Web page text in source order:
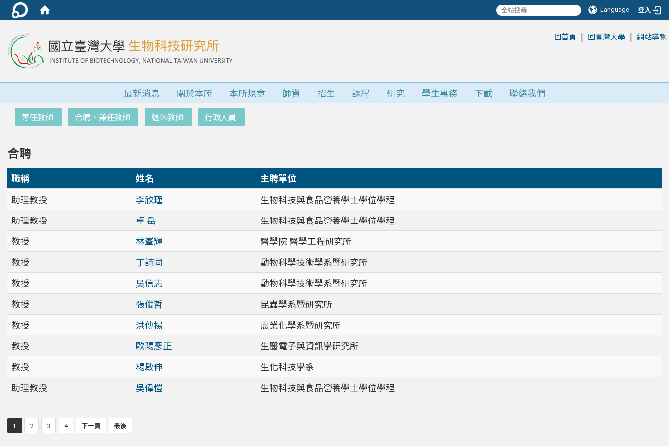
Language 登入
回首頁 | 回臺灣大學 | 網站導覽
最新消息 關於本所 本所規章 師資 招生 課程 研究 學生事務 下載 聯絡我們
專任教師 合聘、兼任教師 退休教師 行政人員
合聘
職稱 姓名
主聘單位
助理教授
李欣瑾
生物科技與食品營養學士學位學程
助理教授
卓 岳
生物科技與食品營養學士學位學程
教授
林峯輝
醫學院 醫學工程研究所
教授
丁詩同
動物科學技術學系暨研究所
教授
吳信志
動物科學技術學系暨研究所
教授
張俊哲
昆蟲學系暨研究所
教授
洪傳揚
農業化學系暨研究所
教授
歐陽彥正
生醫電子與資訊學研究所
教授
楊啟伸
生化科技學系
助理教授
吳偉愷 生物科技與食品營養學士學位學程
1 2 3 4 下一頁 最後